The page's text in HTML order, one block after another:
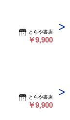
とらや書店
￥9,900
とらや書店
￥9,900